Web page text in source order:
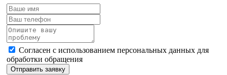
Согласен с использованием персональных данных для
обработки обращения
Отправить заявку